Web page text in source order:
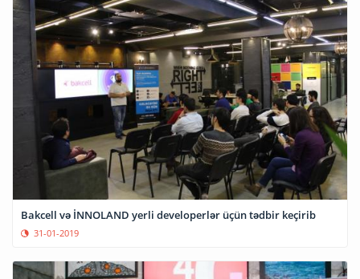
Bakcell və İNNOLAND yerli developerlər üçün tədbir keçirib
31-01-2019